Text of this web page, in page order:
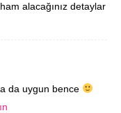
alacağınız detaylar
da uygun bence